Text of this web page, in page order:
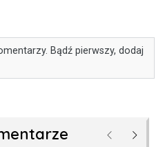
Bądź pierwszy, dodaj
Poprzednie